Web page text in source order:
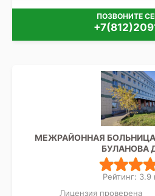
ПОЗВОНИТЕ
МЕЖРАЙОННАЯ БОЛЬНИЦА
БУЛАНОВА
Рейтинг: 3.9
Лицензия проверена